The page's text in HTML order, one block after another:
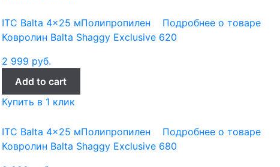
ITC Balta 4x25 мПолипропилен
Подробнее о товаре
Ковролин Balta Shaggy Exclusive 620
2 999 руб.
Add to cart
Купить в 1 клик
ITC Balta 4x25 мПолипропилен
Подробнее о товаре
Ковролин Balta Shaggy Exclusive 680